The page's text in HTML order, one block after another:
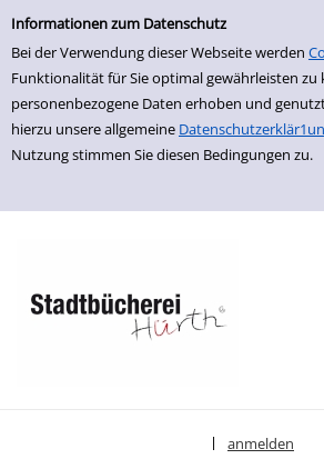
Erweiterte Suche
Informationen zum Datenschutz
Bei der Verwendung dieser Webseite werden
Funktionalität für Sie optimal gewährleisten zu
personenbezogene Daten erhoben und
hierzu unsere allgemeine
Nutzung stimmen Sie diesen Bedingungen zu.
zur Navigation springen
zum Inhalt springen
Zur erweiterten Suche springen
anmelden